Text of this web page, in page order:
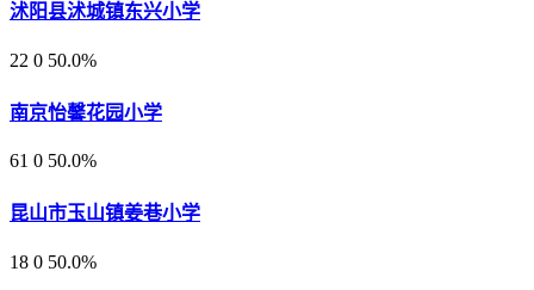
沭阳县沭城镇东兴小学
22 0 50.0%
南京怡馨花园小学
61 0 50.0%
昆山市玉山镇姜巷小学
18 0 50.0%